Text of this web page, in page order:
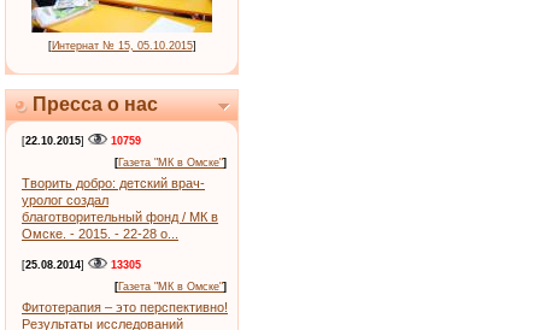
[Интернат № 15, 05.10.2015]
Пресса о нас
[22.10.2015]
10759
[Газета "МК в Омске"]
Творить добро: детский врач-
уролог создал
благотворительный фонд / МК в
Омске. - 2015. - 22-28 о...
[25.08.2014]
13305
[Газета "МК в Омске"]
Фитотерапия – это перспективно!
Результаты исследований